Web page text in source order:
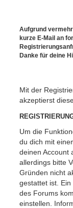
Aufgrund
kurze E-Mail an
Danke für deine
Mit der
akzeptierst
Um die
du dich mit
deinen Account
allerdings bitte
Gründen nicht
gestattet ist.
des Forums
einstellen.